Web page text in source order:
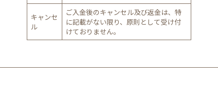
キャンセ
ル
ご入金後のキャンセル及び返金は、特
に記載がない限り、原則として受け付
けておりません。